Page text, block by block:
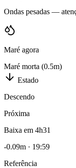
Ondas pesadas —
Maré agora
Maré morta (0.5m)
Estado
Descendo
Próxima
Baixa em 4h31
-0.09m · 19:59
Referência